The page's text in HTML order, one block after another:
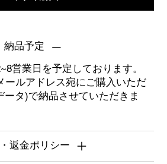
納品予定
営業日を予定しております。
ールアドレス宛にご購入いただ
ータ)で納品させていただきま
返金ポリシー